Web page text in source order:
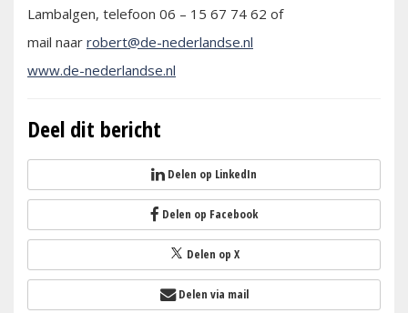
Lambalgen, telefoon 06 – 15 67 74 62 of
mail naar robert@de-nederlandse.nl
www.de-nederlandse.nl
Deel dit bericht
Delen op LinkedIn
Delen op Facebook
Delen op X
Delen via mail